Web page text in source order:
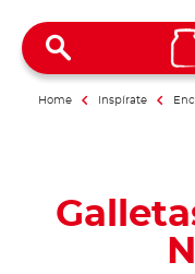
Home Inspírate